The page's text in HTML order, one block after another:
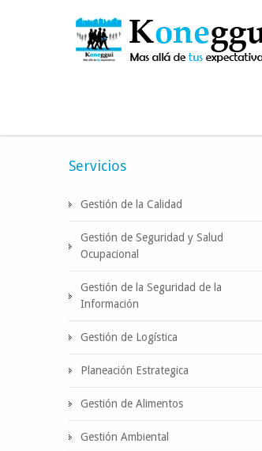
Servicios
Gestión de la Calidad
Gestión de Seguridad y Salud
Ocupacional
Gestión de la Seguridad de la
Información
Gestión de Logística
Planeación Estrategica
Gestión de Alimentos
Gestión Ambiental